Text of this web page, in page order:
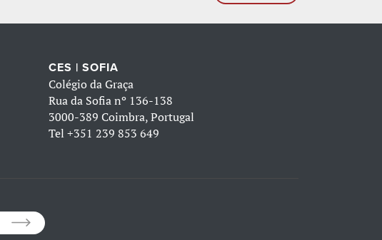
CES | SOFIA
Colégio da Graça
Rua da Sofia nº 136-138
3000-389 Coimbra, Portugal
Tel +351 239 853 649